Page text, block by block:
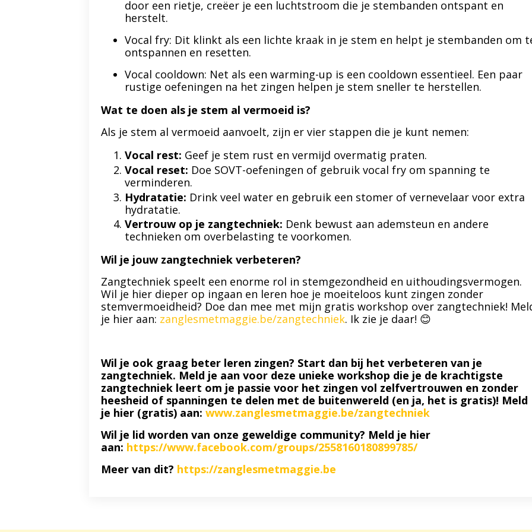
door een rietje, creëer je een luchtstroom die je stembanden ontspant en
herstelt.
Vocal fry: Dit klinkt als een lichte kraak in je stem en helpt je stembanden om
ontspannen en resetten.
Vocal cooldown: Net als een warming-up is een cooldown essentieel. Een paar
rustige oefeningen na het zingen helpen je stem sneller te herstellen.
Wat te doen als je stem al vermoeid is?
Als je stem al vermoeid aanvoelt, zijn er vier stappen die je kunt nemen:
Vocal rest: Geef je stem rust en vermijd overmatig praten.
Vocal reset: Doe SOVT-oefeningen of gebruik vocal fry om spanning te
verminderen.
Hydratatie: Drink veel water en gebruik een stomer of vernevelaar voor extra
hydratatie.
Vertrouw op je zangtechniek: Denk bewust aan ademsteun en andere
technieken om overbelasting te voorkomen.
Wil je jouw zangtechniek verbeteren?
Zangtechniek speelt een enorme rol in stemgezondheid en uithoudingsvermogen.
Wil je hier dieper op ingaan en leren hoe je moeiteloos kunt zingen zonder
stemvermoeidheid? Doe dan mee met mijn gratis workshop over zangtechniek!
je hier aan: zanglesmetmaggie.be/zangtechniek. Ik zie je daar! 😊
Wil je ook graag beter leren zingen? Start dan bij het verbeteren van je
zangtechniek. Meld je aan voor deze unieke workshop die je de krachtigste
zangtechniek leert om je passie voor het zingen vol zelfvertrouwen en zonder
heesheid of spanningen te delen met de buitenwereld (en ja, het is gratis)! Meld
je hier (gratis) aan: www.zanglesmetmaggie.be/zangtechniek
Wil je lid worden van onze geweldige community? Meld je hier
aan: https://www.facebook.com/groups/2558160180899785/
Meer van dit? https://zanglesmetmaggie.be